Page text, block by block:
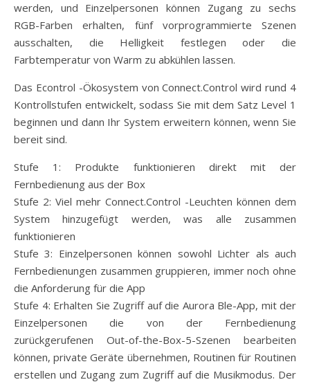
werden, und Einzelpersonen können Zugang zu sechs
RGB-Farben erhalten, fünf vorprogrammierte Szenen
ausschalten, die Helligkeit festlegen oder die
Farbtemperatur von Warm zu abkühlen lassen.
Das Econtrol -Ökosystem von Connect.Control wird rund 4
Kontrollstufen entwickelt, sodass Sie mit dem Satz Level 1
beginnen und dann Ihr System erweitern können, wenn Sie
bereit sind.
Stufe 1: Produkte funktionieren direkt mit der
Fernbedienung aus der Box
Stufe 2: Viel mehr Connect.Control -Leuchten können dem
System hinzugefügt werden, was alle zusammen
funktionieren
Stufe 3: Einzelpersonen können sowohl Lichter als auch
Fernbedienungen zusammen gruppieren, immer noch ohne
die Anforderung für die App
Stufe 4: Erhalten Sie Zugriff auf die Aurora Ble-App, mit der
Einzelpersonen die von der Fernbedienung
zurückgerufenen Out-of-the-Box-5-Szenen bearbeiten
können, private Geräte übernehmen, Routinen für Routinen
erstellen und Zugang zum Zugriff auf die Musikmodus. Der